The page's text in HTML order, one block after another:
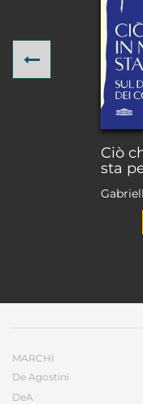
Ciò
sta
Previous
MARCHI
De Agostini
DeA